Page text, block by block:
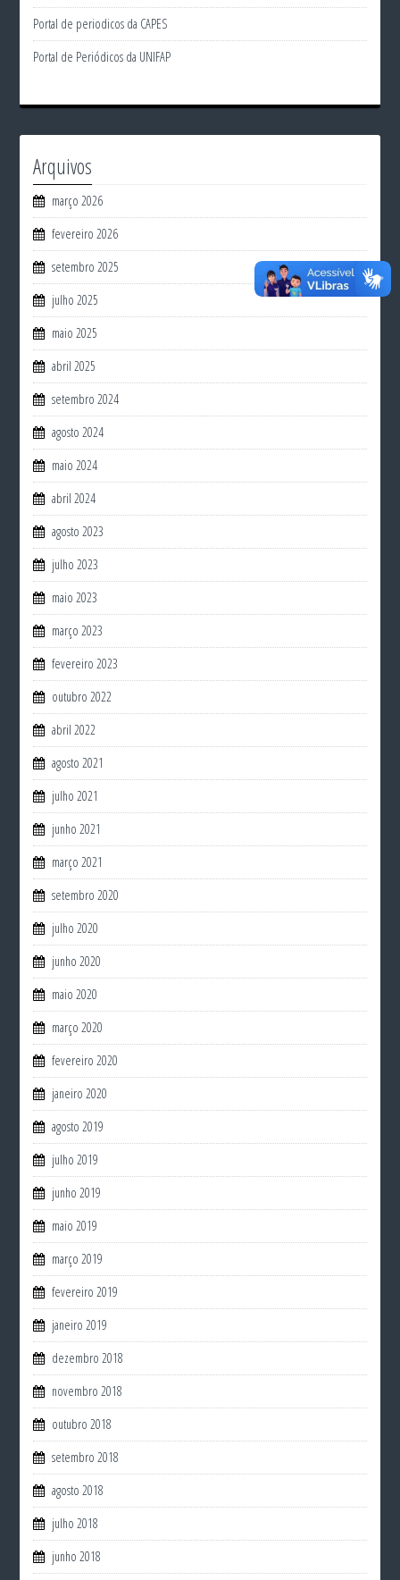
Portal de periodicos da CAPES
Portal de Periódicos da UNIFAP
Arquivos
março 2026
fevereiro 2026
setembro 2025
julho 2025
maio 2025
abril 2025
setembro 2024
agosto 2024
maio 2024
abril 2024
agosto 2023
julho 2023
maio 2023
março 2023
fevereiro 2023
outubro 2022
abril 2022
agosto 2021
julho 2021
junho 2021
março 2021
setembro 2020
julho 2020
junho 2020
maio 2020
março 2020
fevereiro 2020
janeiro 2020
agosto 2019
julho 2019
junho 2019
maio 2019
março 2019
fevereiro 2019
janeiro 2019
dezembro 2018
novembro 2018
outubro 2018
setembro 2018
agosto 2018
julho 2018
junho 2018